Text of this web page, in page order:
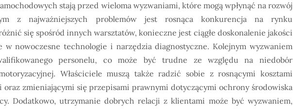
stają przed wieloma wyzwaniami, które mogą wpłynąć na rozwój
z najważniejszych problemów jest rosnąca konkurencja na rynku
się spośród innych warsztatów, konieczne jest ciągłe doskonalenie jakości
w nowoczesne technologie i narzędzia diagnostyczne. Kolejnym wyzwaniem
personelu, co może być trudne ze względu na niedobór
Właściciele muszą także radzić sobie z rosnącymi kosztami
oraz zmieniającymi się przepisami prawnymi dotyczącymi ochrony środowiska
Dodatkowo, utrzymanie dobrych relacji z klientami może być wyzwaniem,